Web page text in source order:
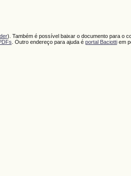
). Também é possível baixar o documento para o
. Outro endereço para ajuda é portal Baciottiem